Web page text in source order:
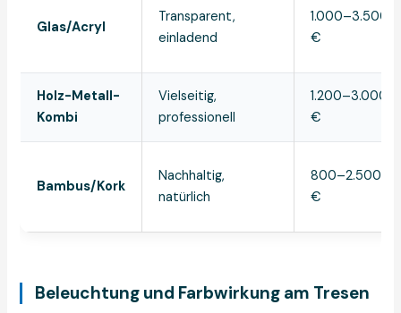
Glas/Acryl
Transparent,
einladend
1.000–3.500
€
Holz-Metall-
Kombi
Vielseitig,
professionell
1.200–3.000
€
Bambus/Kork
Nachhaltig,
natürlich
800–2.500
€
Beleuchtung und Farbwirkung am Tresen